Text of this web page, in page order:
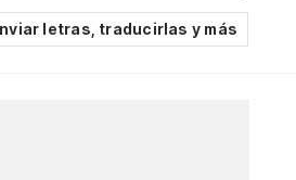
letras, traducirlas y más